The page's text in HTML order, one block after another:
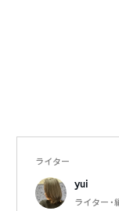
ライター
yui
ライター・